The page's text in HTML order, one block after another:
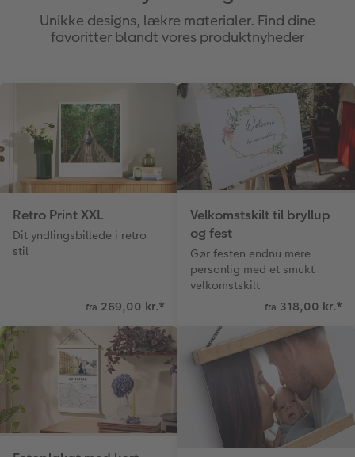
Unikke designs, lækre materialer. Find dine
favoritter blandt vores produktnyheder
Retro Print XXL
Dit yndlingsbillede i retro
stil
fra 269,00 kr.*
Velkomstskilt til bryllup
og fest
Gør festen endnu mere
personlig med et smukt
velkomstskilt
fra 318,00 kr.*